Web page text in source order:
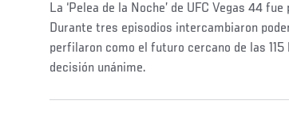
La ‘Pelea de la Noche’ de UFC Vegas 44
Durante tres episodios intercambiaron
perfilaron como el futuro cercano de las
decisión unánime.